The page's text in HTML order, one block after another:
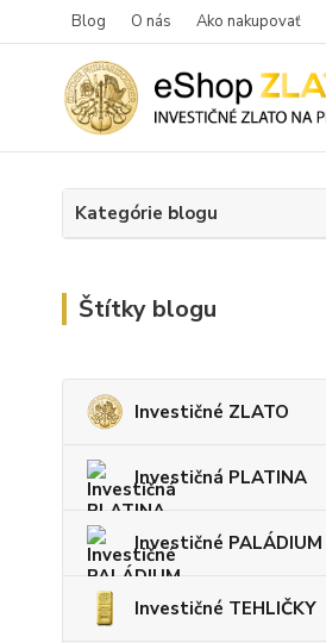
Blog O nás Ako nakupovať
Kategórie blogu
Štítky blogu
Investičné ZLATO
Investičná PLATINA
Investičné PALÁDIUM
Investičné TEHLIČKY